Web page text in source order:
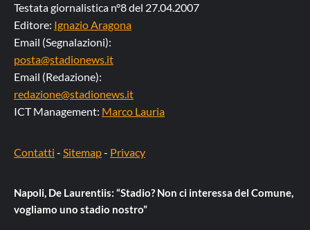
Testata giornalistica n°8 del 27.04.2007
Editore: Ignazio Aragona
Email (Segnalazioni):
posta@stadionews.it
Email (Redazione):
redazione@stadionews.it
ICT Management: Marco Lauria
Contatti - Sitemap- Privacy
Napoli, De Laurentiis: “Stadio? Non ci interessa del Comune,
vogliamo uno stadio nostro”